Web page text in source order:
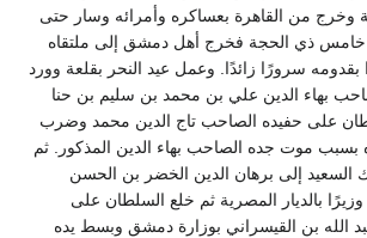
وخرج من القاهرة بعساكره وأمرائه وسار حتى
ذي الحجة فخرج أهل دمشق إلى ملتقاه
بقدومه سرورًا زائدًا‏.‏ وعمل عيد النحر بقلعة وورد
بهاء الدين علي بن محمد بن سليم بن حنا
على حفيده الصاحب تاج الدين محمد وضرب
موت جده الصاحب بهاء الدين المذكور‏.‏ ثم
السعيد إلى برهان الدين الخضر بن الحسن
بالديار المصرية ثم خلع السلطان على
الله بن القيسراني بوزارة دمشق وبسط يده